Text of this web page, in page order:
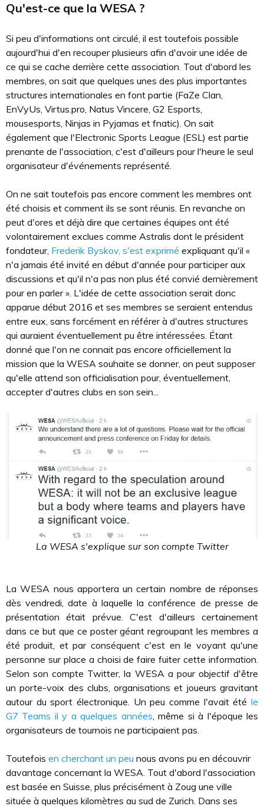
Qu'est-ce que la WESA ?
Si peu d'informations ont circulé, il est toutefois possible
aujourd'hui d'en recouper plusieurs afin d'avoir une idée de
ce qui se cache derrière cette association. Tout d'abord les
membres, on sait que quelques unes des plus importantes
structures internationales en font partie (FaZe Clan,
EnVyUs, Virtus.pro, Natus Vincere, G2 Esports,
mousesports, Ninjas in Pyjamas et fnatic). On sait
également que l'Electronic Sports League (ESL) est partie
prenante de l'association, c'est d'ailleurs pour l'heure le seul
organisateur d'événements représenté.
On ne sait toutefois pas encore comment les membres ont
été choisis et comment ils se sont réunis. En revanche on
peut d'ores et déjà dire que certaines équipes ont été
volontairement exclues comme Astralis dont le président
fondateur, Frederik Byskov, s'est exprimé expliquant qu'il «
n'a jamais été invité en début d'année pour participer aux
discussions et qu'il n'a pas non plus été convié dernièrement
pour en parler ». L'idée de cette association serait donc
apparue début 2016 et ses membres se seraient entendus
entre eux, sans forcément en référer à d'autres structures
qui auraient éventuellement pu être intéressées. Étant
donné que l'on ne connait pas encore officiellement la
mission que la WESA souhaite se donner, on peut supposer
qu'elle attend son officialisation pour, éventuellement,
accepter d'autres clubs en son sein...
La WESA s'explique sur son compte Twitter
La WESA nous apportera un certain nombre de réponses
dès vendredi, date à laquelle la conférence de presse de
présentation était prévue. C'est d'ailleurs certainement
dans ce but que ce poster géant regroupant les membres a
été produit, et par conséquent c'est en le voyant qu'une
personne sur place a choisi de faire fuiter cette information.
Selon son compte Twitter, la WESA a pour objectif d'être
un porte-voix des clubs, organisations et joueurs gravitant
autour du sport électronique. Un peu comme l'avait été le
G7 Teams il y a quelques années, même si à l'époque les
organisateurs de tournois ne participaient pas.
Toutefois en cherchant un peu nous avons pu en découvrir
davantage concernant la WESA. Tout d'abord l'association
est basée en Suisse, plus précisément à Zoug une ville
située à quelques kilomètres au sud de Zurich. Dans ses